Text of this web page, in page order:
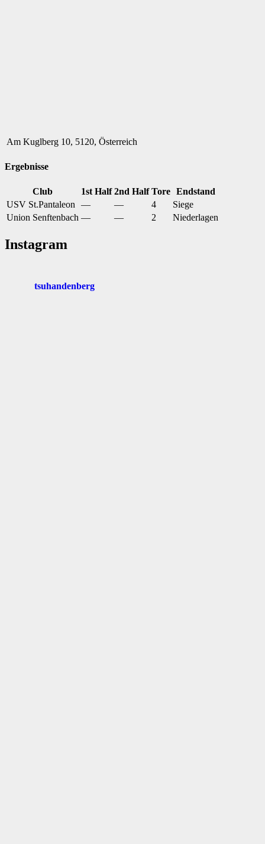
Am Kuglberg 10, 5120, Österreich
Ergebnisse
Club 1st Half 2nd Half Tore Endstand
USV St.Pantaleon
— — 4
Siege
Union Senftenbach — — 2 Niederlagen
Instagram
tsuhandenberg